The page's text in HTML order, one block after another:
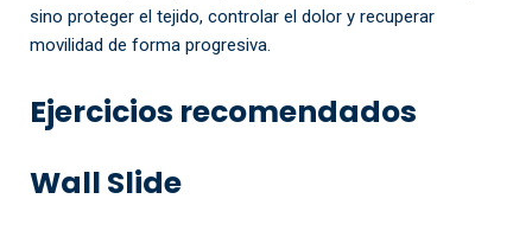
sino proteger el tejido, controlar el dolor y recuperar
movilidad de forma progresiva.
Ejercicios recomendados
Wall Slide